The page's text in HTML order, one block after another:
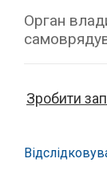
Орган
Зробити